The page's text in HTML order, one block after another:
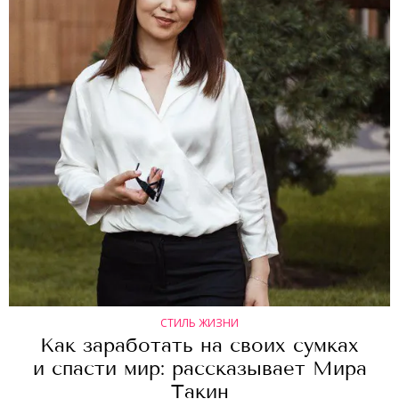
СТИЛЬ ЖИЗНИ
Как заработать на своих сумках
и спасти мир: рассказывает Мира
Такин